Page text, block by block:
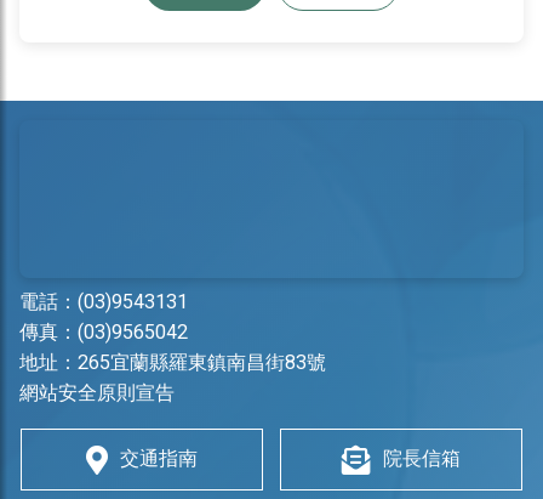
電話： (03)9543131
傳真：(03)9565042
地址： 265宜蘭縣羅東鎮南昌街83號
網站安全原則宣告
交通指南 院長信箱